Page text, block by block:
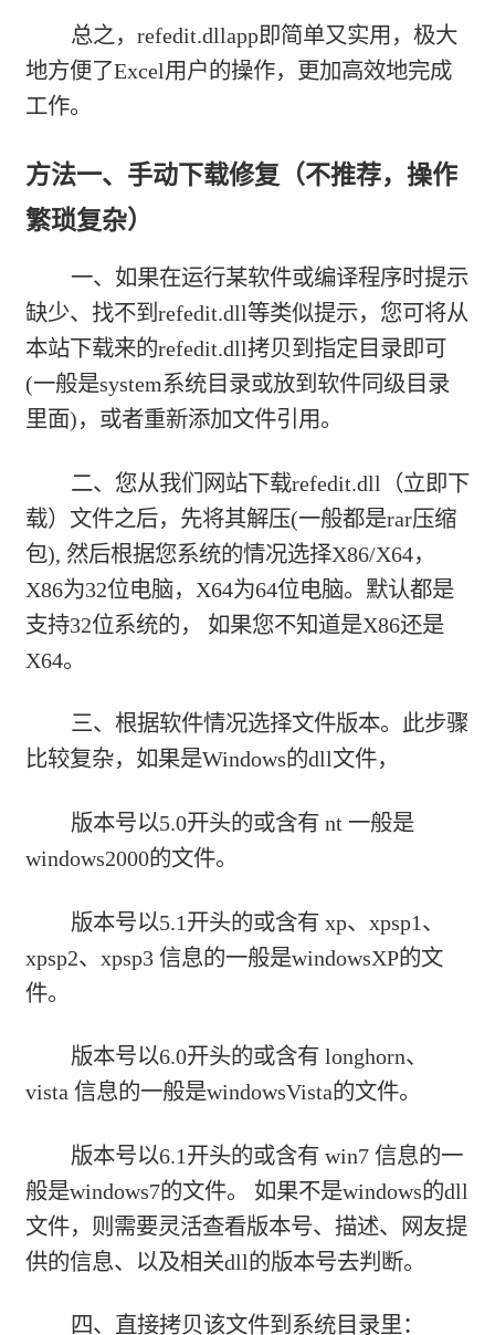
总之，refedit.dllapp即简单又实用，极大
地方便了Excel用户的操作，更加高效地完成
工作。
方法一、手动下载修复（不推荐，操作
繁琐复杂）
一、如果在运行某软件或编译程序时提示
缺少、找不到refedit.dll等类似提示，您可将从
本站下载来的refedit.dll拷贝到指定目录即可
(一般是system系统目录或放到软件同级目录
里面)，或者重新添加文件引用。
二、您从我们网站下载refedit.dll（立即下
载） 文件之后，先将其解压(一般都是rar压缩
包), 然后根据您系统的情况选择X86/X64，
X86为32位电脑，X64为64位电脑。默认都是
支持32位系统的， 如果您不知道是X86还是
X64。
三、根据软件情况选择文件版本。此步骤
比较复杂，如果是Windows的dll文件，
版本号以5.0开头的或含有 nt 一般是
windows2000的文件。
版本号以5.1开头的或含有 xp、xpsp1、
xpsp2、xpsp3 信息的一般是windowsXP的文
件。
版本号以6.0开头的或含有 longhorn、
vista 信息的一般是windowsVista的文件。
版本号以6.1开头的或含有 win7 信息的一
般是windows7的文件。 如果不是windows的dll
文件，则需要灵活查看版本号、描述、网友提
供的信息、以及相关dll的版本号去判断。
四、直接拷贝该文件到系统目录里：